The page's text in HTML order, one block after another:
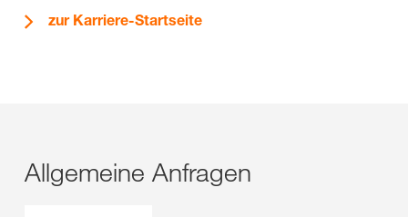
zur Karriere-Startseite
Allgemeine Anfragen